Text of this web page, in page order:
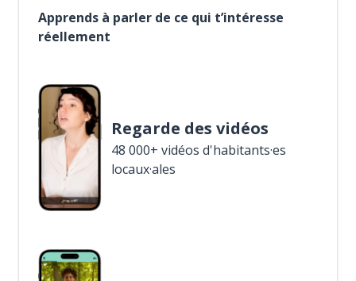
Apprends à parler de ce qui t’intéresse
réellement
Regarde des vidéos
48 000+ vidéos d'habitants·es
locaux·ales